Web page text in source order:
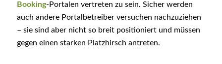
Booking-Portalen vertreten zu sein. Sicher werden
auch andere Portalbetreiber versuchen nachzuziehen
– sie sind aber nicht so breit positioniert und müssen
gegen einen starken Platzhirsch antreten.